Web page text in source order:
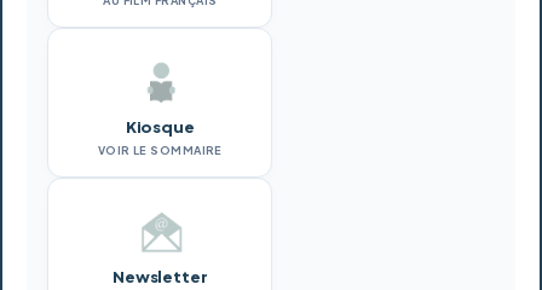
Kiosque
VOIR LE SOMMAIRE
Newsletter